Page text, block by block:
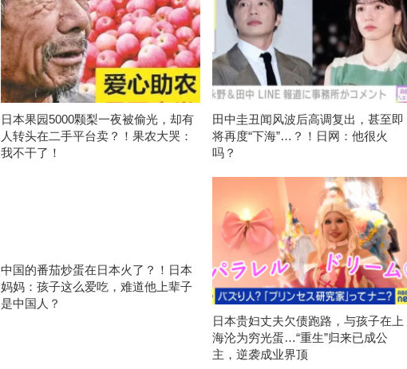
日本果园5000颗梨一夜被偷光，却有
人转头在二手平台卖？！果农大哭：
我不干了！
田中圭丑闻风波后高调复出，甚至即
将再度“下海”…？！日网：他很火
吗？
中国的番茄炒蛋在日本火了？！日本
妈妈：孩子这么爱吃，难道他上辈子
是中国人？
日本贵妇丈夫欠债跑路，与孩子在上
海沦为穷光蛋…“重生”归来已成公
主，逆袭成业界顶